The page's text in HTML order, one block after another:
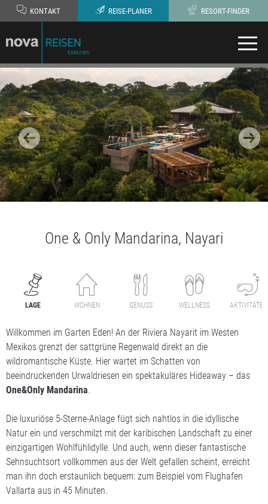
KONTAKT REISE-PLANER RESORT-FINDER
One & Only Mandarina, Nayari
LAGE WOHNEN GENUSS WELLNESS AKTIVITÄTEN
Willkommen im Garten Eden! An der Riviera Nayarit im Westen
Mexikos grenzt der sattgrüne Regenwald direkt an die
wildromantische Küste. Hier wartet im Schatten von
beeindruckenden Urwaldriesen ein spektakuläres Hideaway – das
One&Only Mandarina.
Die luxuriöse 5-Sterne-Anlage fügt sich nahtlos in die idyllische
Natur ein und verschmilzt mit der karibischen Landschaft zu einer
einzigartigen Wohlfühlidylle. Und auch, wenn dieser fantastische
Sehnsuchtsort vollkommen aus der Welt gefallen scheint, erreicht
man ihn doch erstaunlich bequem: zum Beispiel vom Flughafen
Vallarta aus in 45 Minuten.